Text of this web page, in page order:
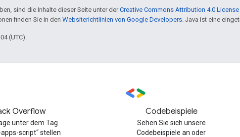
sind die Inhalte dieser Seite unter derCreative Commons Attribution 4.0 License
finden Sie in den Websiterichtlinien von Google Developers . Java ist eine
(UTC).
Overflow
unter dem Tag
script“ stellen
Codebeispiele
Sehen Sie sich unsere
Codebeispiele an oder